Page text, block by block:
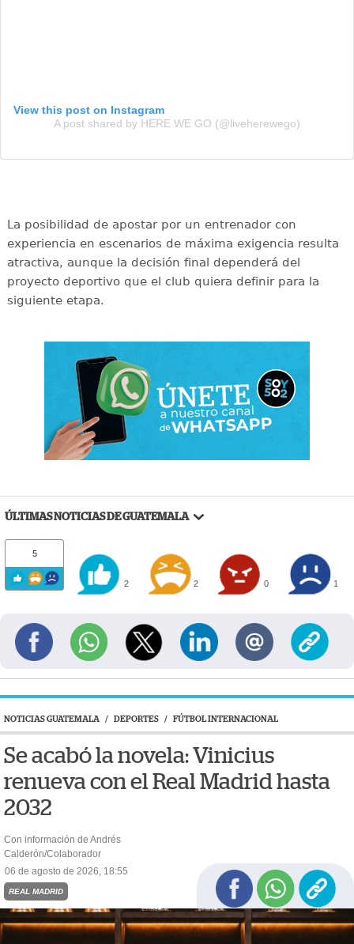
View this post on Instagram
A post shared by HERE WE GO (@liveherewego)
La posibilidad de apostar por un entrenador con
experiencia en escenarios de máxima exigencia resulta
atractiva, aunque la decisión final dependerá del
proyecto deportivo que el club quiera definir para la
siguiente etapa.
ÚLTIMAS NOTICIAS DE GUATEMALA
5
2 2 0 1
NOTICIAS GUATEMALA / DEPORTES / FÚTBOL INTERNACIONAL
Se acabó la novela: Vinicius
renueva con el Real Madrid hasta
2032
Con información de Andrés
Calderón/Colaborador
06 de agosto de 2026, 18:55
REAL MADRID